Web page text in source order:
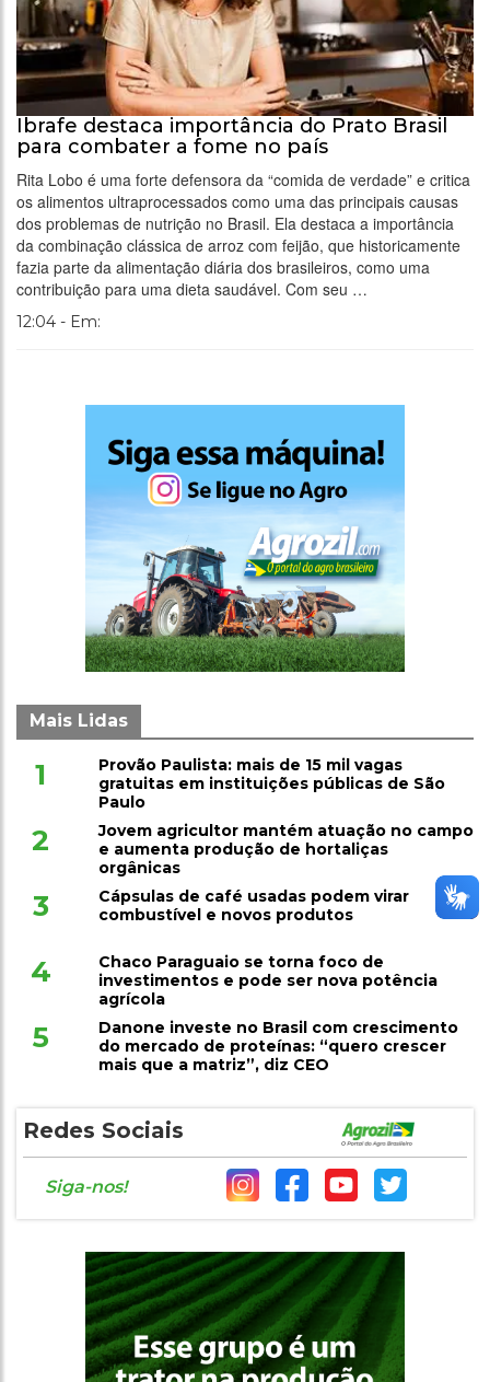
Ibrafe destaca importância do Prato Brasil
para combater a fome no país
Rita Lobo é uma forte defensora da “comida de verdade” e critica
os alimentos ultraprocessados como uma das principais causas
dos problemas de nutrição no Brasil. Ela destaca a importância
da combinação clássica de arroz com feijão, que historicamente
fazia parte da alimentação diária dos brasileiros, como uma
contribuição para uma dieta saudável. Com seu …
12:04 - Em:
Mais Lidas
1
Provão Paulista: mais de 15 mil vagas
gratuitas em instituições públicas de São
Paulo
2
Jovem agricultor mantém atuação no campo
e aumenta produção de hortaliças
orgânicas
3
Cápsulas de café usadas podem virar
combustível e novos produtos
4
Chaco Paraguaio se torna foco de
investimentos e pode ser nova potência
agrícola
5
Danone investe no Brasil com crescimento
do mercado de proteínas: “quero crescer
mais que a matriz”, diz CEO
Redes Sociais
Siga-nos!